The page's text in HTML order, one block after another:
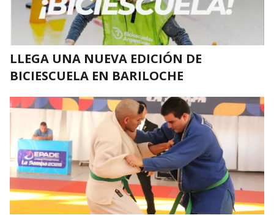
LLEGA UNA NUEVA EDICIÓN DE
BICIESCUELA EN BARILOCHE